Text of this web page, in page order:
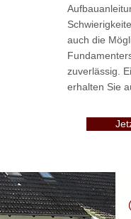
auch die
zuverlässig.
erhalten Sie